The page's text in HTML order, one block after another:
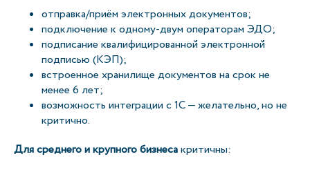
отправка/приём электронных документов;
подключение к одному-двум операторам ЭДО;
подписание квалифицированной электронной
подписью (КЭП);
встроенное хранилище документов на срок не
менее 6 лет;
возможность интеграции с 1С — желательно, но не
критично.
Для среднего и крупного бизнесакритичны: